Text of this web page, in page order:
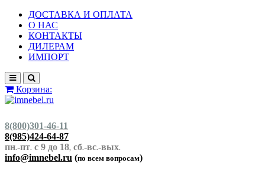
ДОСТАВКА И ОПЛАТА
О НАС
КОНТАКТЫ
ДИЛЕРАМ
ИМПОРТ
Корзина:
8(800)301-46-11
8(985)424-64-87
пн.-пт. с 9 до 18, сб.-вс.-вых.
info@imnebel.ru (по всем вопросам)